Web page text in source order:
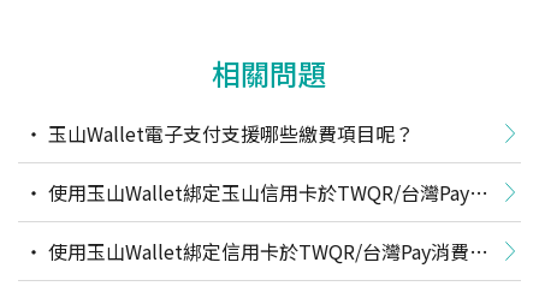
相關問題
玉山Wallet電子支付支援哪些繳費項目呢？
費，可以獲得信用卡回饋嗎？